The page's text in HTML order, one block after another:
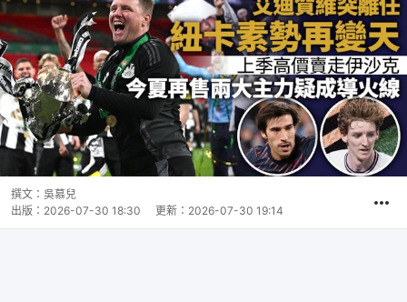
撰文： 吳慕兒
出版： 2026-07-30 18:30 更新： 2026-07-30 19:14